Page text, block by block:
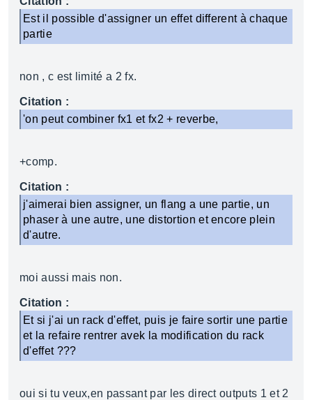
Est il possible d'assigner un effet different à chaque
partie
non , c est limité a 2 fx.
Citation :
'on peut combiner fx1 et fx2 + reverbe,
+comp.
Citation :
j'aimerai bien assigner, un flang a une partie, un
phaser à une autre, une distortion et encore plein
d'autre.
moi aussi mais non.
Citation :
Et si j'ai un rack d'effet, puis je faire sortir une partie
et la refaire rentrer avek la modification du rack
d'effet ???
oui si tu veux,en passant par les direct outputs 1 et 2